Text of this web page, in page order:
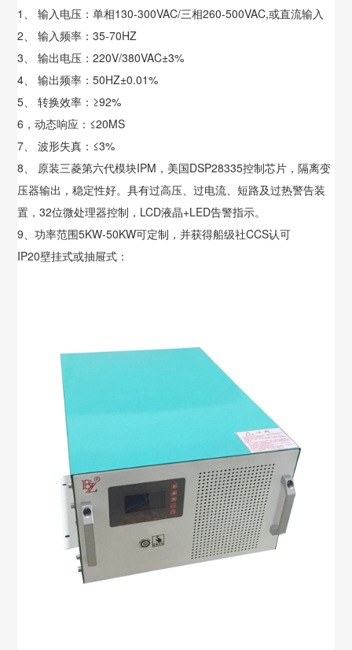
1、 输入电压：单相130-300VAC/三相260-500VAC,或直流输入
2、 输入频率：35-70HZ
3、 输出电压：220V/380VAC±3%
4、 输出频率：50HZ±0.01%
5、 转换效率：≥92%
6，动态响应：≤20MS
7、 波形失真：≤3%
8、 原装三菱第六代模块IPM，美国DSP28335控制芯片，隔离变
压器输出，稳定性好。具有过高压、过电流、短路及过热警告装
置，32位微处理器控制，LCD液晶+LED告警指示。
9、功率范围5KW-50KW可定制，并获得船级社CCS认可
IP20壁挂式或抽屉式：